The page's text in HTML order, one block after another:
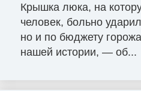
Крышка люка, на
человек, больно
но и по бюджету
нашей истории, — об...